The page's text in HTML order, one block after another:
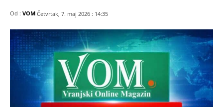
Od : VOM Četvrtak, 7. maj 2026 : 14:35